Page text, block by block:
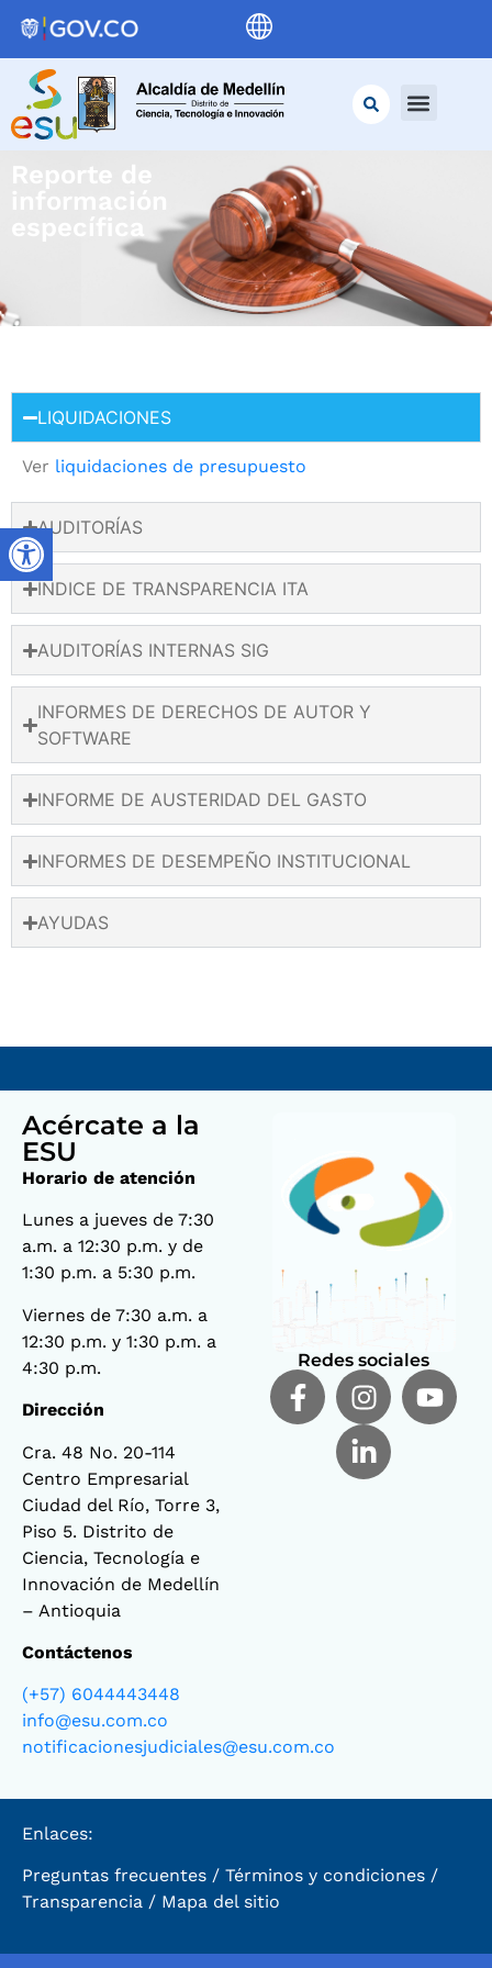
Reporte de
LIQUIDACIONES
Ver liquidaciones de presupuesto
AUDITORÍAS
ÍNDICE DE TRANSPARENCIA ITA
AUDITORÍAS INTERNAS SIG
INFORMES DE DERECHOS DE AUTOR Y
SOFTWARE
INFORME DE AUSTERIDAD DEL GASTO
INFORMES DE DESEMPEÑO INSTITUCIONAL
AYUDAS
Acércate a la
ESU
Horario de atención
Lunes a jueves de 7:30
a.m. a 12:30 p.m. y de
1:30 p.m. a 5:30 p.m.
Viernes de 7:30 a.m. a
12:30 p.m. y 1:30 p.m. a
4:30 p.m.
Dirección
Cra. 48 No. 20-114
Centro Empresarial
Ciudad del Río, Torre 3,
Piso 5. Distrito de
Ciencia, Tecnología e
Innovación de Medellín
– Antioquia
Contáctenos
(+57) 6044443448
info@esu.com.co
notificacionesjudiciales@esu.com.co
Redes sociales
Enlaces:
Preguntas frecuentes / Términos y condiciones /
Transparencia / Mapa del sitio